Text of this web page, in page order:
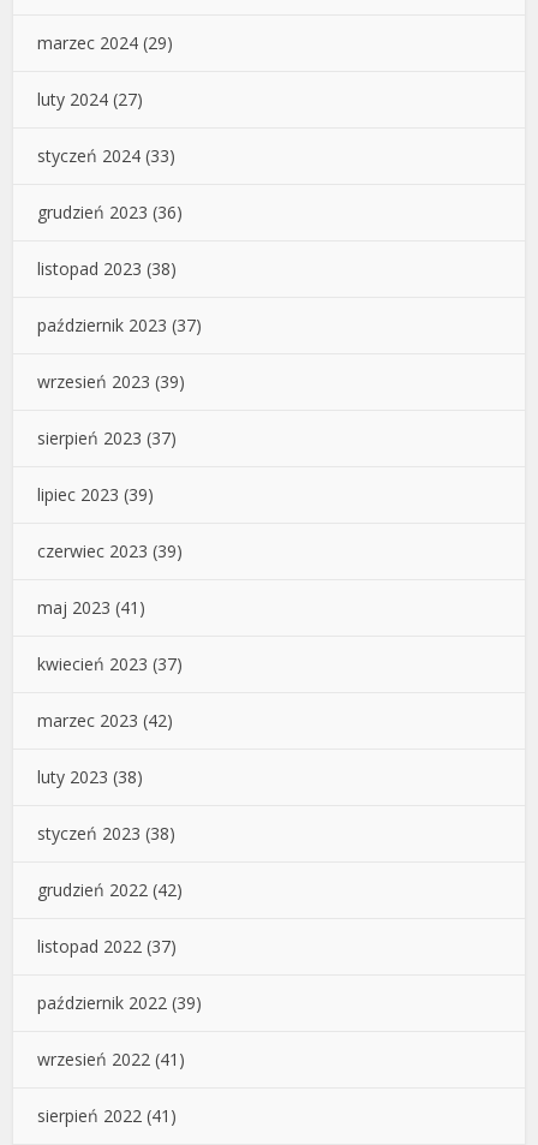
marzec 2024 (29)
luty 2024 (27)
styczeń 2024 (33)
grudzień 2023 (36)
listopad 2023 (38)
październik 2023 (37)
wrzesień 2023 (39)
sierpień 2023 (37)
lipiec 2023 (39)
czerwiec 2023 (39)
maj 2023 (41)
kwiecień 2023 (37)
marzec 2023 (42)
luty 2023 (38)
styczeń 2023 (38)
grudzień 2022 (42)
listopad 2022 (37)
październik 2022 (39)
wrzesień 2022 (41)
sierpień 2022 (41)